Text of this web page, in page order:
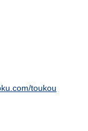
toukou